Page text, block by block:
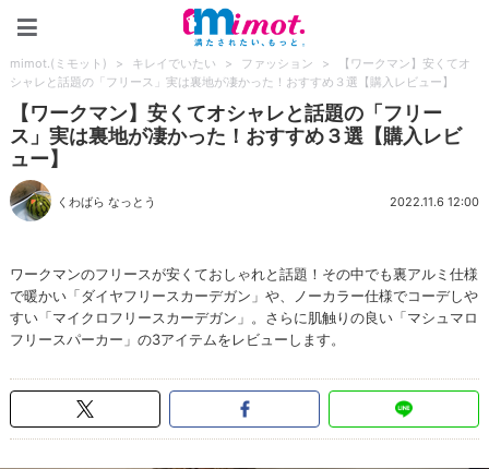
mimot.(ミモット) > キレイでいたい > ファッション >
【ワークマン】安くてオ
シャレと話題の「フリース」実は裏地が凄かった！おすすめ３選【購入レビュー】
【ワークマン】安くてオシャレと話題の「フリー
ス」実は裏地が凄かった！おすすめ３選【購入レビ
ュー】
くわばら なっとう 2022.11.6 12:00
ワークマンのフリースが安くておしゃれと話題！その中でも裏アルミ仕様
で暖かい「ダイヤフリースカーデガン」や、ノーカラー仕様でコーデしや
すい「マイクロフリースカーデガン」。さらに肌触りの良い「マシュマロ
フリースパーカー」の3アイテムをレビューします。